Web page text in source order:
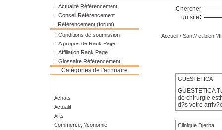
:. Actualité Référencement
:. Conseil Référencement
:. Référencement (forum)
:. Conditions de soumission
:. A propos de Rank Page
:. Affiliation Rank Page
:. Glossaire Référencement
Catégories de l'annuaire
Achats
Actualit
Arts
Commerce, ?conomie
Chercher
un site:
Accueil / Sant? et bien
GUESTETICA
GUESTETICA
de chirurgie
d?s votre
Clinique Djerba